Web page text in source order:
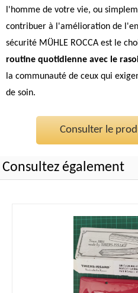
l'homme de votre vie, ou
contribuer à l'amélioration de
sécurité MÜHLE ROCCA est le
routine quotidienne avec le
la communauté de ceux qui
de soin.
Consulter le
Consultez également